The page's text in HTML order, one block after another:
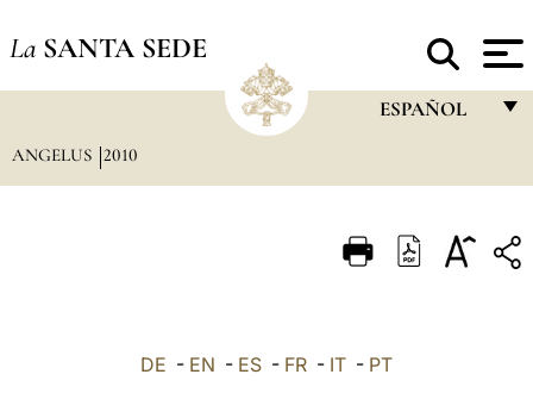
La SANTA SEDE
ESPAÑOL
ITALIANO
ANGELUS 2010
DE - EN - ES - FR - IT - PT